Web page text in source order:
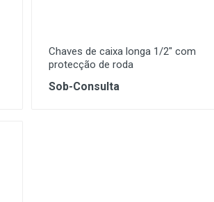
Chaves de caixa longa 1/2" com
protecção de roda
Sob-Consulta